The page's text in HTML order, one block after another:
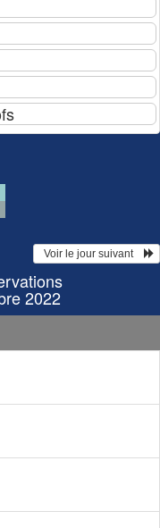
  Voir le jour suivant
2022